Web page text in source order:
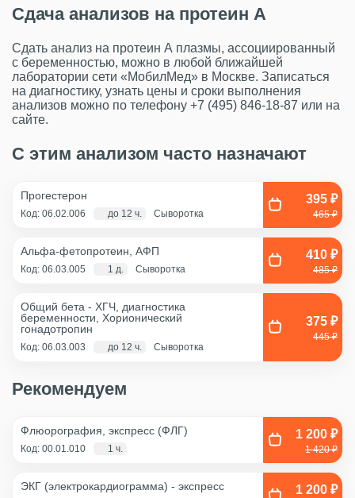
Сдача анализов на протеин А
Сдать анализ на протеин А плазмы, ассоциированный
с беременностью, можно в любой ближайшей
лаборатории сети «МобилМед» в Москве. Записаться
на диагностику, узнать цены и сроки выполнения
анализов можно по телефону +7 (495) 846-18-87 или на
сайте.
С этим анализом часто назначают
Прогестерон
Код: 06.02.006 до 12 ч. Сыворотка
395 ₽
465 ₽
Альфа-фетопротеин, АФП
Код: 06.03.005 1 д. Сыворотка
410 ₽
485 ₽
Общий бета - ХГЧ, диагностика
беременности, Хорионический
гонадотропин
Код: 06.03.003 до 12 ч. Сыворотка
375 ₽
445 ₽
Рекомендуем
Флюорография, экспресс (ФЛГ)
Код: 00.01.010 1 ч.
1 200 ₽
1 420 ₽
ЭКГ (электрокардиограмма) - экспресс 1 200 ₽